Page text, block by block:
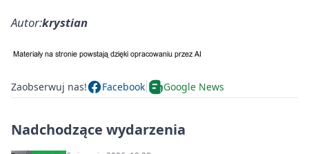
Autor:krystian
Zaobserwuj nas! Facebook Google News
Nadchodzące wydarzenia